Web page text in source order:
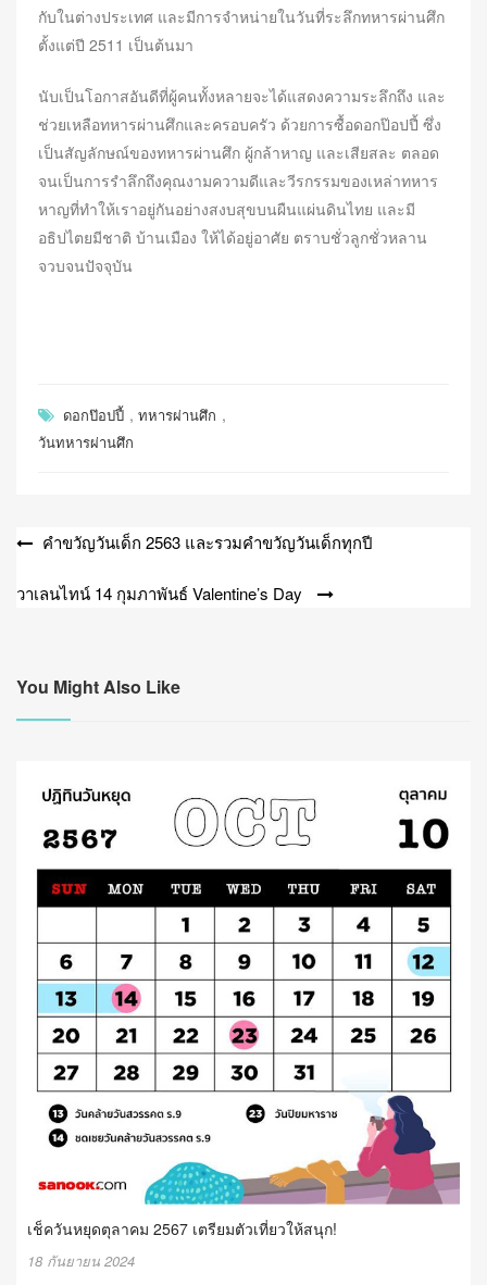
กับในต่างประเทศ และมีการจำหน่ายในวันที่ระลึกทหารผ่านศึก
ตั้งแต่ปี 2511 เป็นต้นมา
นับเป็นโอกาสอันดีที่ผู้คนทั้งหลายจะได้แสดงความระลึกถึง และ
ช่วยเหลือทหารผ่านศึกและครอบครัว ด้วยการซื้อดอกป๊อปปี้ ซึ่ง
เป็นสัญลักษณ์ของทหารผ่านศึก ผู้กล้าหาญ และเสียสละ ตลอด
จนเป็นการรำลึกถึงคุณงามความดีและวีรกรรมของเหล่าทหาร
หาญที่ทำให้เราอยู่กันอย่างสงบสุขบนผืนแผ่นดินไทย และมี
อธิปไตยมีชาติ บ้านเมือง ให้ได้อยู่อาศัย ตราบชั่วลูกชั่วหลาน
จวบจนปัจจุบัน
ดอกป๊อปปี้ , ทหารผ่านศึก ,
วันทหารผ่านศึก
แนะแนว
เรื่อง
คำขวัญวันเด็ก 2563 และรวมคำขวัญวันเด็กทุกปี
วาเลนไทน์ 14 กุมภาพันธ์ Valentine’s Day
You Might Also Like
เช็ควันหยุดตุลาคม 2567 เตรียมตัวเที่ยวให้สนุก!
18 กันยายน 2024